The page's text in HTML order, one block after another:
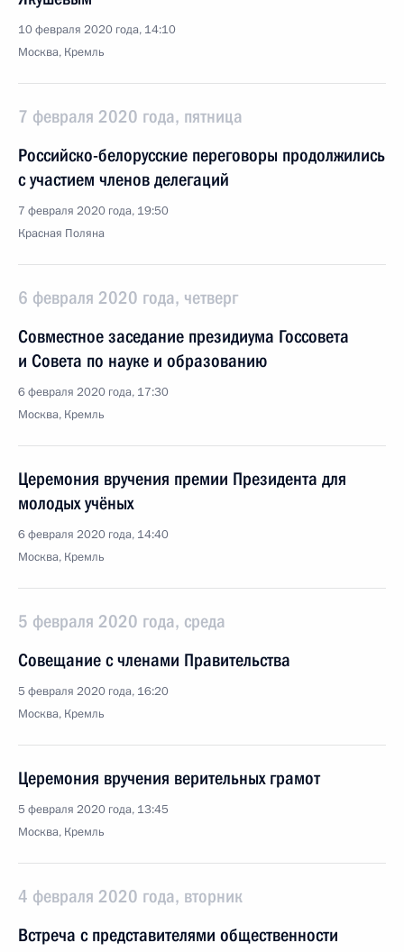
10 февраля 2020 года, 14:10
Москва, Кремль
7 февраля 2020 года, пятница
Российско-белорусские переговоры продолжились
с участием членов делегаций
7 февраля 2020 года, 19:50
Красная Поляна
6 февраля 2020 года, четверг
Совместное заседание президиума Госсовета
и Совета по науке и образованию
6 февраля 2020 года, 17:30
Москва, Кремль
Церемония вручения премии Президента для
молодых учёных
6 февраля 2020 года, 14:40
Москва, Кремль
5 февраля 2020 года, среда
Совещание с членами Правительства
5 февраля 2020 года, 16:20
Москва, Кремль
Церемония вручения верительных грамот
5 февраля 2020 года, 13:45
Москва, Кремль
4 февраля 2020 года, вторник
Встреча с представителями общественности